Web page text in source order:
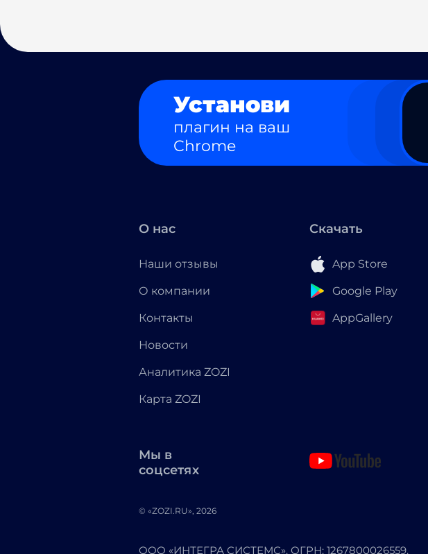
Установи
плагин на ваш
Chrome
О нас
Наши отзывы
О компании
Контакты
Новости
Аналитика ZOZI
Карта ZOZI
Скачать
App Store
Google Play
AppGallery
Мы в
соцсетях
© «ZOZI.RU», 2026
ООО «ИНТЕГРА СИСТЕМС». ОГРН: 1267800026559.